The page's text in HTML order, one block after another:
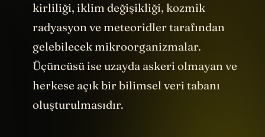
kirliliği, iklim değişikliği, kozmik
radyasyon ve meteoridler tarafından
gelebilecek mikroorganizmalar.
Üçüncüsü ise uzayda askeri olmayan ve
herkese açık bir bilimsel veri tabanı
oluşturulmasıdır.